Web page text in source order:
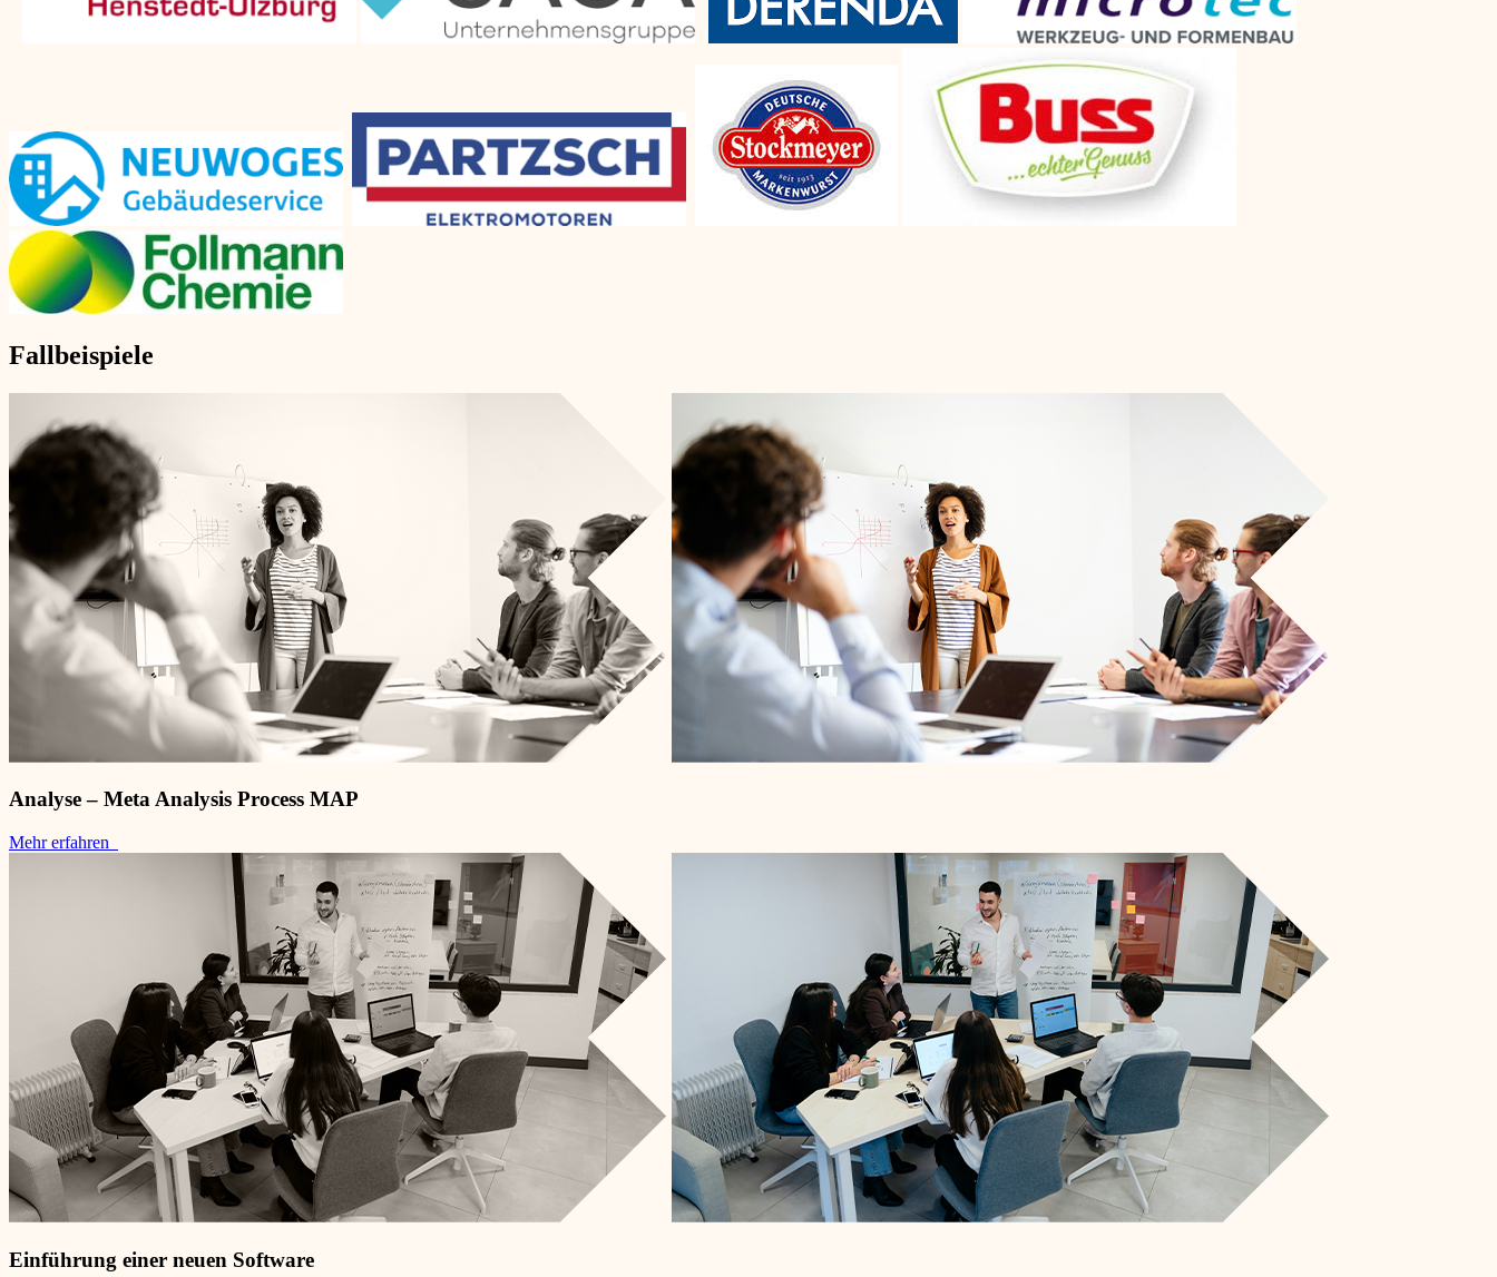
Fallbeispiele
Analyse – Meta Analysis Process MAP
Mehr erfahren
Einführung einer neuen Software